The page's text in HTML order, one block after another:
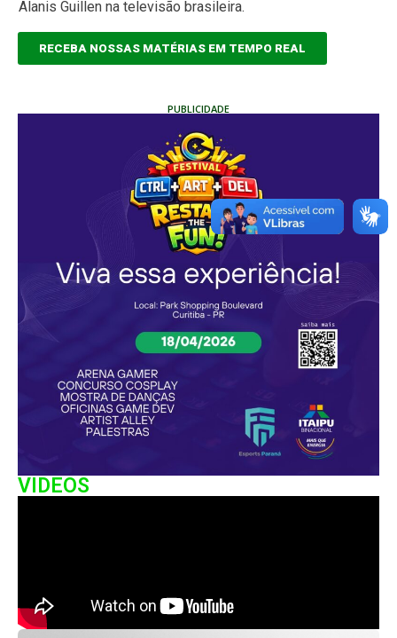
Alanis Guillen na televisão brasileira.
RECEBA NOSSAS MATÉRIAS EM TEMPO REAL
PUBLICIDADE
VIDEOS